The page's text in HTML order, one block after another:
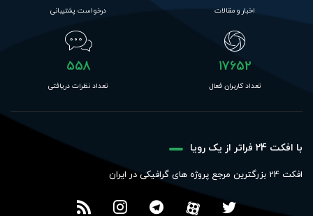
اخبار و مقالات درخواست پشتیبانی
17652
تعداد کاربران فعال
558
تعداد نظرات دریافتی
با افکت 24 فراتر از یک رویا
افکت 24 بزرگترین مرجع پروژه های گرافیکی در ایران